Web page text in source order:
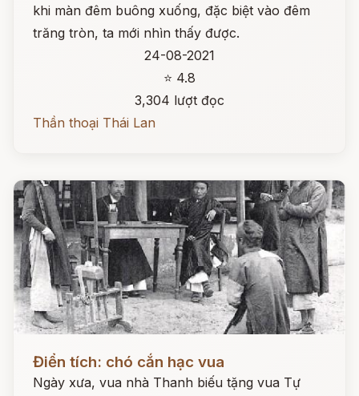
khi màn đêm buông xuống, đặc biệt vào đêm
trăng tròn, ta mới nhìn thấy được.
24-08-2021
⭐ 4.8
3,304 lượt đọc
Thần thoại Thái Lan
Đọc ngay
Điển tích: chó cắn hạc vua
Ngày xưa, vua nhà Thanh biếu tặng vua Tự